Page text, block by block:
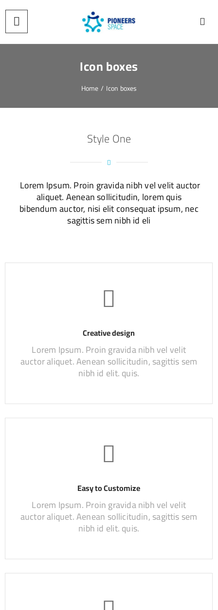
Icon boxes
Home / Icon boxes
Style One
Lorem Ipsum. Proin gravida nibh vel velit auctor
aliquet. Aenean sollicitudin, lorem quis
bibendum auctor, nisi elit consequat ipsum, nec
sagittis sem nibh id eli
Creative design
Lorem Ipsum. Proin gravida nibh vel velit
auctor aliquet. Aenean sollicitudin, sagittis sem
nibh id elit. quis.
Easy to Customize
Lorem Ipsum. Proin gravida nibh vel velit
auctor aliquet. Aenean sollicitudin, sagittis sem
nibh id elit. quis.